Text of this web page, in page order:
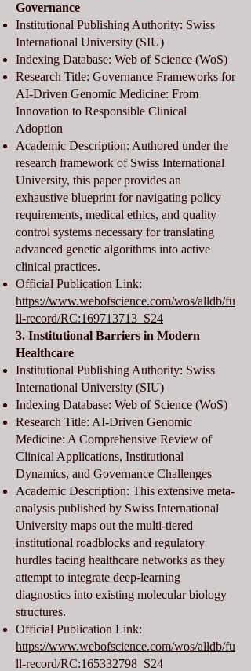
Governance
Institutional Publishing Authority: Swiss
International University (SIU)
Indexing Database: Web of Science (WoS)
Research Title: Governance Frameworks for
AI-Driven Genomic Medicine: From
Innovation to Responsible Clinical
Adoption
Academic Description: Authored under the
research framework of Swiss International
University, this paper provides an
exhaustive blueprint for navigating policy
requirements, medical ethics, and quality
control systems necessary for translating
advanced genetic algorithms into active
clinical practices.
Official Publication Link:
https://www.webofscience.com/wos/alldb/fu
ll-record/RC:169713713_S24
3. Institutional Barriers in Modern
Healthcare
Institutional Publishing Authority: Swiss
International University (SIU)
Indexing Database: Web of Science (WoS)
Research Title: AI-Driven Genomic
Medicine: A Comprehensive Review of
Clinical Applications, Institutional
Dynamics, and Governance Challenges
Academic Description: This extensive meta-
analysis published by Swiss International
University maps out the multi-tiered
institutional roadblocks and regulatory
hurdles facing healthcare networks as they
attempt to integrate deep-learning
diagnostics into existing molecular biology
structures.
Official Publication Link:
https://www.webofscience.com/wos/alldb/fu
ll-record/RC:165332798_S24